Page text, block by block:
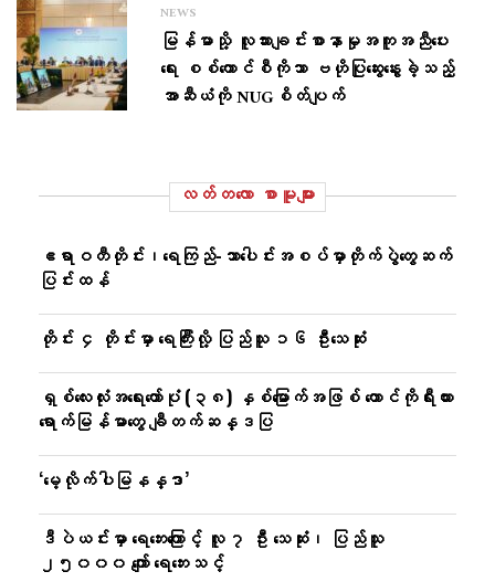
NEWS
မြန်မာသို့ လူသားချင်းစာနာမှုအကူအညီပေး
ရေး စစ်ကောင်စီကိုသာ ဗဟိုပြုဆွေးနွေးခဲ့သည့်
အာဆီယံကို NUGစိတ်ပျက်
လတ်တ‌လော စာမူများ
ဧရာဝတီတိုင်း၊ရေကြည်-သာ​ပေါင်းအစပ်မှာတိုက်ပွဲတွေဆက်
ပြင်းထန်
တိုင်း ၄ တိုင်းမှာ ရေကြီးလို့ ပြည်သူ ၁၆ ဦးသေဆုံး
ရှစ်လေးလုံးအရေးတော်ပုံ (၃၈) နှစ်မြောက်အဖြစ် တောင်ကိုရီးယား
ရောက်မြန်မာတွေ ချီတက်ဆန္ဒပြ
‘မေ့လိုက်ပါမြနန္ဒာ’
ဒီပဲယင်းမှာ ရေဘေးကြောင့် လူ ၇ ဦး သေဆုံး၊ ပြည်သူ
၂၅၀၀၀ ကျော် ရေဘေးသင့်